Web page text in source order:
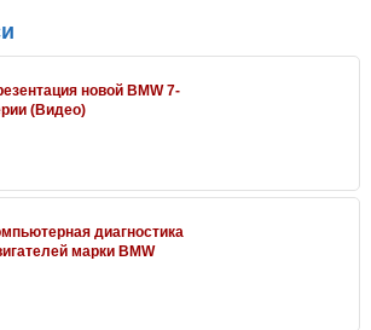
новой BMW 7-
(Видео)
диагностика
марки BMW